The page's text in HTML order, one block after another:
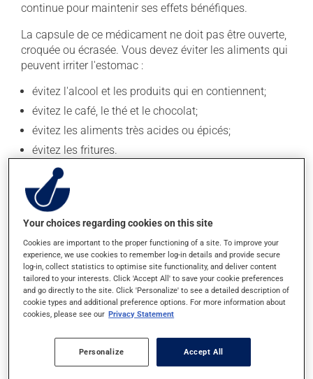
continue pour maintenir ses effets bénéfiques.
La capsule de ce médicament ne doit pas être ouverte,
croquée ou écrasée. Vous devez éviter les aliments qui
peuvent irriter l'estomac :
évitez l'alcool et les produits qui en contiennent;
évitez le café, le thé et le chocolat;
évitez les aliments très acides ou épicés;
évitez les fritures.
Attention ! Le fait de fumer la cigarette est irritant pour
l'estomac.
Si vous oubliez de prendre une dose, prenez-la dès que
vous y pensez. S'il est presque l'heure de votre dose
suivante, laissez simplement tomber la dose oubliée.
Ne doublez pas la dose suivante pour tenter de vous
rattraper. Ce médicament doit être pris avant un repas.
De plus, afin d'optimiser son efficacité, ce médicament
devrait être pris 30 à 60 minutes avant le premier repas
de la journée.
Effets indésirables
Your choices regarding cookies on this site
Cookies are important to the proper functioning of a site. To improve your
experience, we use cookies to remember log-in details and provide secure
log-in, collect statistics to optimise site functionality, and deliver content
tailored to your interests. Click 'Accept All' to save your cookie preferences
and go directly to the site. Click 'Personalize' to see a detailed description of
cookie types and additional preference options. For more information about
cookies, please see our Privacy Statement
Personalize Accept All